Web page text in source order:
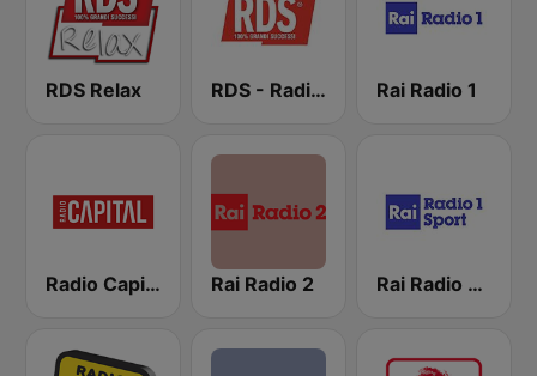
RDS Relax RDS - Radio Dimensione Suono Rai Radio 1
Radio Capital Rai Radio 2 Rai Radio 1 Sport